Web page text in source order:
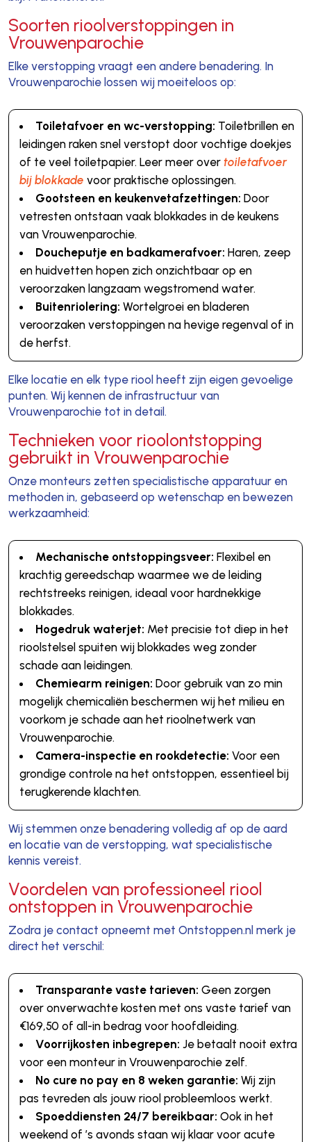
Soorten rioolverstoppingen in
Vrouwenparochie
Elke verstopping vraagt een andere benadering. In
Vrouwenparochie lossen wij moeiteloos op:
Toiletafvoer en wc-verstopping: Toiletbrillen en
leidingen raken snel verstopt door vochtige doekjes
of te veel toiletpapier. Leer meer over toiletafvoer
bij blokkade voor praktische oplossingen.
Gootsteen en keukenvetafzettingen: Door
vetresten ontstaan vaak blokkades in de keukens
van Vrouwenparochie.
Doucheputje en badkamerafvoer: Haren, zeep
en huidvetten hopen zich onzichtbaar op en
veroorzaken langzaam wegstromend water.
Buitenriolering: Wortelgroei en bladeren
veroorzaken verstoppingen na hevige regenval of in
de herfst.
Elke locatie en elk type riool heeft zijn eigen gevoelige
punten. Wij kennen de infrastructuur van
Vrouwenparochie tot in detail.
Technieken voor rioolontstopping
gebruikt in Vrouwenparochie
Onze monteurs zetten specialistische apparatuur en
methoden in, gebaseerd op wetenschap en bewezen
werkzaamheid:
Mechanische ontstoppingsveer: Flexibel en
krachtig gereedschap waarmee we de leiding
rechtstreeks reinigen, ideaal voor hardnekkige
blokkades.
Hogedruk waterjet: Met precisie tot diep in het
rioolstelsel spuiten wij blokkades weg zonder
schade aan leidingen.
Chemiearm reinigen: Door gebruik van zo min
mogelijk chemicaliën beschermen wij het milieu en
voorkom je schade aan het rioolnetwerk van
Vrouwenparochie.
Camera-inspectie en rookdetectie: Voor een
grondige controle na het ontstoppen, essentieel bij
terugkerende klachten.
Wij stemmen onze benadering volledig af op de aard
en locatie van de verstopping, wat specialistische
kennis vereist.
Voordelen van professioneel riool
ontstoppen in Vrouwenparochie
Zodra je contact opneemt met Ontstoppen.nl merk je
direct het verschil:
Transparante vaste tarieven: Geen zorgen
over onverwachte kosten met ons vaste tarief van
€169,50 of all-in bedrag voor hoofdleiding.
Voorrijkosten inbegrepen: Je betaalt nooit extra
voor een monteur in Vrouwenparochie zelf.
No cure no pay en 8 weken garantie: Wij zijn
pas tevreden als jouw riool probleemloos werkt.
Spoeddiensten 24/7 bereikbaar: Ook in het
weekend of ’s avonds staan wij klaar voor acute